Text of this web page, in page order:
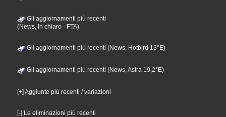
Gli aggiornamenti più recenti
(News, In chiaro - FTA)
Gli aggiornamenti più recenti (News, Hotbird 13°E)
Gli aggiornamenti più recenti (News, Astra 19,2°E)
[+] Aggiunte più recenti / variazioni
[-] Le eliminazioni più recenti